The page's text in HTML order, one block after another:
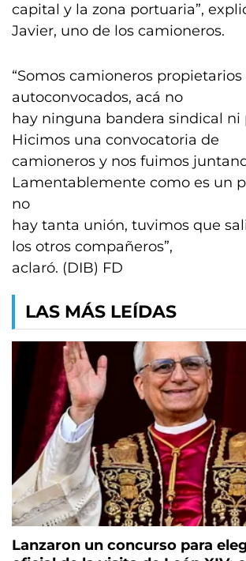
capital y la zona portuaria”,
Javier, uno de los camioneros.
“Somos camioneros propietarios
autoconvocados, acá no
hay ninguna bandera sindical ni
Hicimos una convocatoria de
camioneros y nos fuimos
Lamentablemente como es un
no
hay tanta unión, tuvimos que
los otros compañeros”,
aclaró. (DIB) FD
LAS MÁS LEÍDAS
Lanzaron un concurso para